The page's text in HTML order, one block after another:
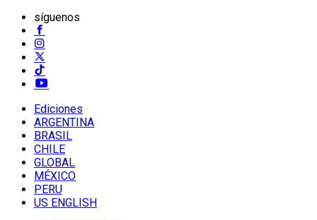
síguenos
Ediciones
ARGENTINA
BRASIL
CHILE
GLOBAL
MÉXICO
PERU
US ENGLISH